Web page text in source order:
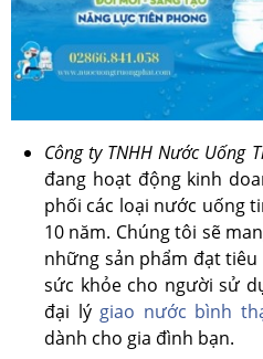
Công ty TNHH Nước Uống
đang hoạt động kinh
phối các loại nước uống
10 năm. Chúng tôi sẽ
những sản phẩm đạt
sức khỏe cho người sử
đại lý giao nước bình
dành cho gia đình bạn.